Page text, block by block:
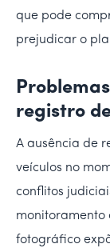
que pode
prejudicar o
registro
A ausência de
veículos no
conflitos
monitoramento
fotográfico